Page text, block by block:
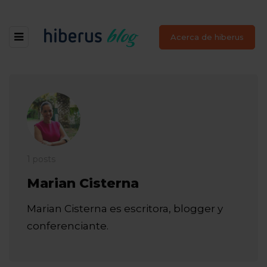
Acerca de hiberus
Marian Cisterna
Marian Cisterna es escritora, blogger y
conferenciante.